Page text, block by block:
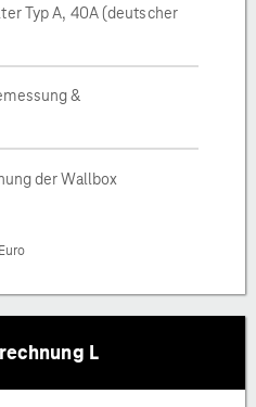
Typ A, 40A (deutscher
&
der Wallbox
L